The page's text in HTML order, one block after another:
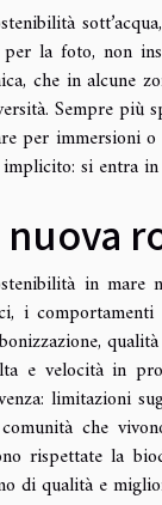
la foto, non
che in alcune
Sempre più
per immersioni
si entra in
nuova
in mare
i
e velocità in
limitazioni
che
rispettate la
di qualità e